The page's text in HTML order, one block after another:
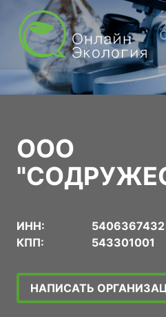
ООО
ИНН:
5406367432
КПП:
543301001
НАПИСАТЬ